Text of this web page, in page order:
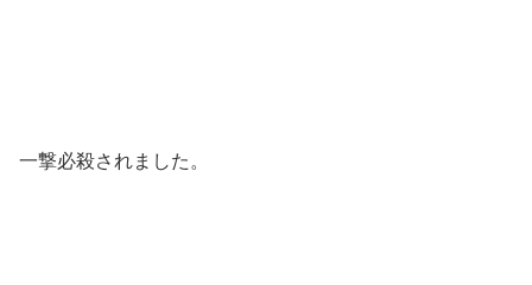
一撃必殺されました。